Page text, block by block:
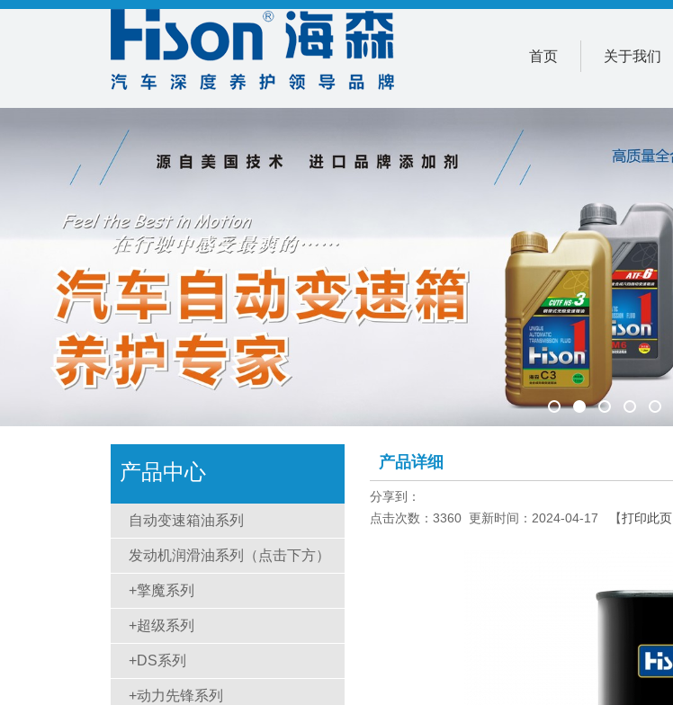
首页 关于我们
产品中心
自动变速箱油系列
发动机润滑油系列（点击下方）
+擎魔系列
+超级系列
+DS系列
+动力先锋系列
产品详细
分享到：
点击次数： 3360 更新时间：2024-04-17 【打印此页